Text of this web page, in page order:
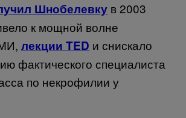
Шнобелевку в 2003
к мощной волне
лекции TED и снискало
фактического специалиста
по некрофилии у